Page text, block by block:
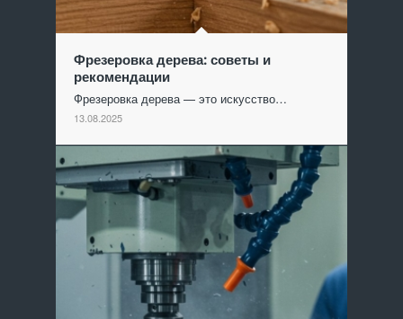
Фрезеровка дерева: советы и
рекомендации
Фрезеровка дерева — это искусство…
13.08.2025